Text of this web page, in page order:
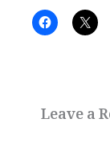
Leave a